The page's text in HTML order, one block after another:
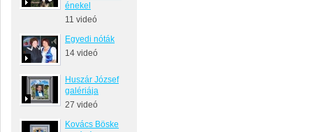
énekel
11 videó
Egyedi nóták
14 videó
Huszár József
galériája
27 videó
Kovács Böske